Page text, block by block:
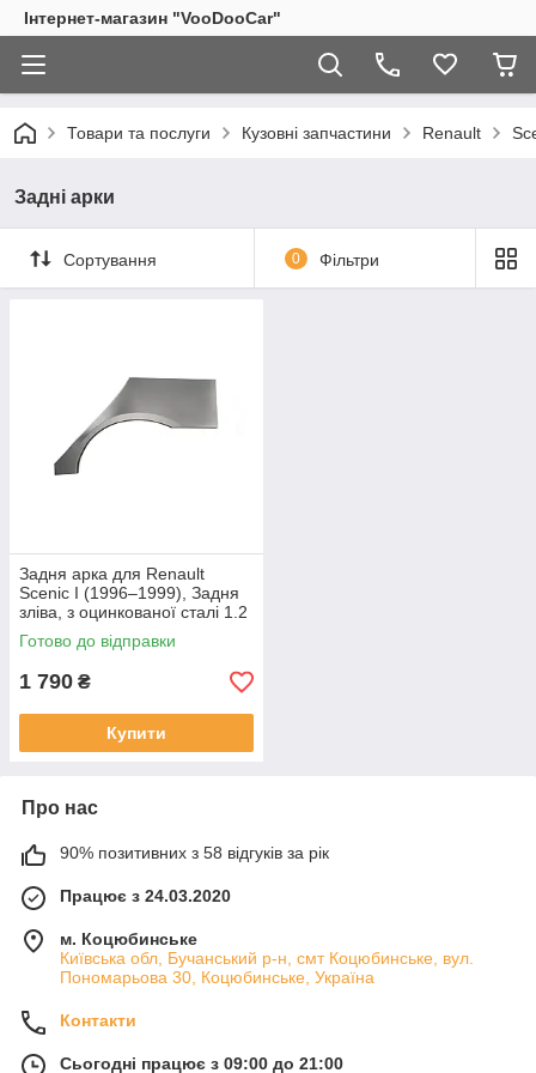
Інтернет-магазин "VooDooCar"
Товари та послуги Кузовні запчастини Renault
Задні арки
Сортування 0 Фільтри
Задня арка для Renault
Scenic I (1996–1999), Задня
зліва, з оцинкованої сталі 1.2
mm
Готово до відправки
1 790 ₴
Купити
Про нас
90% позитивних з 58 відгуків за рік
Працює з 24.03.2020
м. Коцюбинське
Київська обл, Бучанський р-н, смт Коцюбинське, вул.
Пономарьова 30, Коцюбинське, Україна
Контакти
Сьогодні працює з 09:00 до 21:00